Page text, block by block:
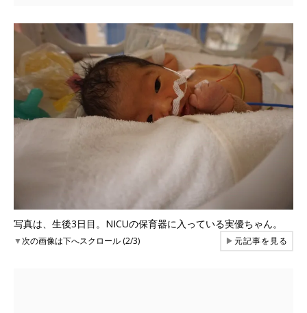
写真は、生後3日目。NICUの保育器に入っている実優ちゃん。
▼次の画像は下へスクロール (2/3) ▶元記事を見る